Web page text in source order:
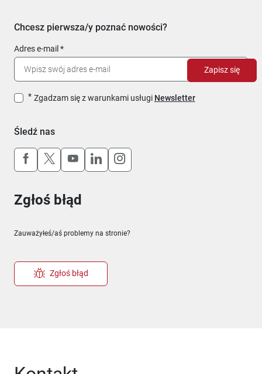
Chcesz pierwsza/y poznać nowości?
Adres e-mail
Zgadzam się z warunkami usługi Newsletter
Zapisz się
Śledź nas
Uwaga, link otworzy się w nowym oknie
Uwaga, link otworzy się w nowym oknie
Uwaga, link otworzy się w nowym
Uwaga, link otworzy się w
Uwaga, link otworzy się w
Zgłoś błąd
Zauważyłeś/aś problemy na stronie?
Zgłoś błąd